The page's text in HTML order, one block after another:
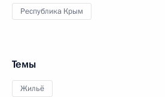
Республика Крым
Темы
Жильё